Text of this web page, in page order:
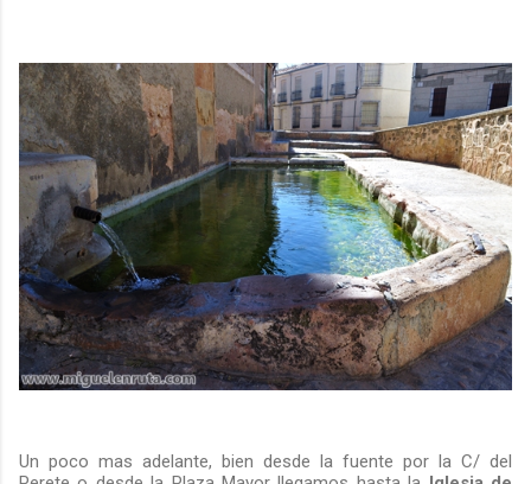
Un poco mas adelante, bien desde la fuente por la C/ del